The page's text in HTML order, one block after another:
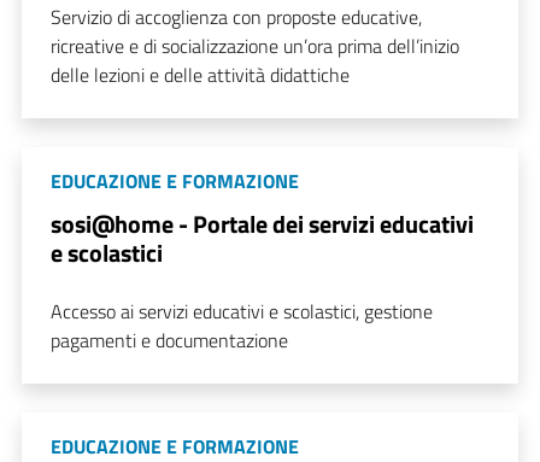
Servizio di accoglienza con proposte educative,
ricreative e di socializzazione un’ora prima dell’inizio
delle lezioni e delle attività didattiche
EDUCAZIONE E FORMAZIONE
sosi@home - Portale dei servizi educativi
e scolastici
Accesso ai servizi educativi e scolastici, gestione
pagamenti e documentazione
EDUCAZIONE E FORMAZIONE